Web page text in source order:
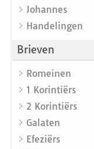
Johannes
Handelingen
Brieven
Romeinen
1 Korintiërs
2 Korintiërs
Galaten
Efeziërs